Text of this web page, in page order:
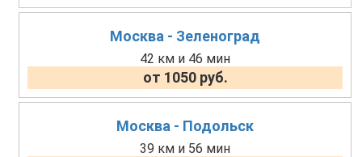
Москва - Зеленоград
42 км и 46 мин
от 1050 руб.
Москва - Подольск
39 км и 56 мин